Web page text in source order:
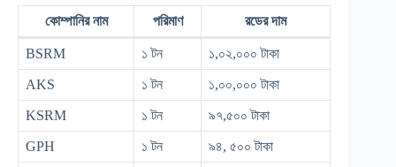
কোম্পানির নাম পরিমাণ রডের দাম
BSRM ১ টন ১,০২,০০০ টাকা
AKS ১ টন ১,০০,০০০ টাকা
KSRM ১ টন ৯৭,৫০০ টাকা
GPH ১ টন ৯৪, ৫০০ টাকা